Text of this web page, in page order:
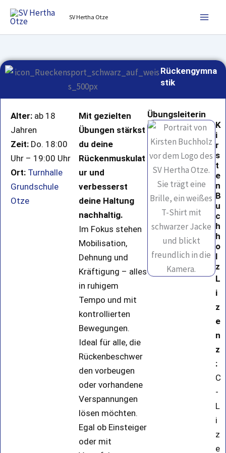
Zum
Inhalt
springen
SV Hertha Otze
Rückengymna
stik
Alter: ab 18
Jahren
Zeit: Do. 18:00
Uhr – 19:00 Uhr
Ort: Turnhalle
Grundschule
Otze
Mit gezielten
Übungen stärkst
du deine
Rückenmuskulat
ur und
verbesserst
deine Haltung
nachhaltig.
Im Fokus stehen
Mobilisation,
Dehnung und
Kräftigung – alles
in ruhigem
Tempo und mit
kontrollierten
Bewegungen.
Ideal für alle, die
Rückenbeschwer
den vorbeugen
oder vorhandene
Verspannungen
lösen möchten.
Egal ob Einsteiger
oder mit
Übungsleiterin
K
i
r
s
t
e
n
B
u
c
h
h
o
l
z
L
i
z
e
n
z
:
C
-
L
i
z
e